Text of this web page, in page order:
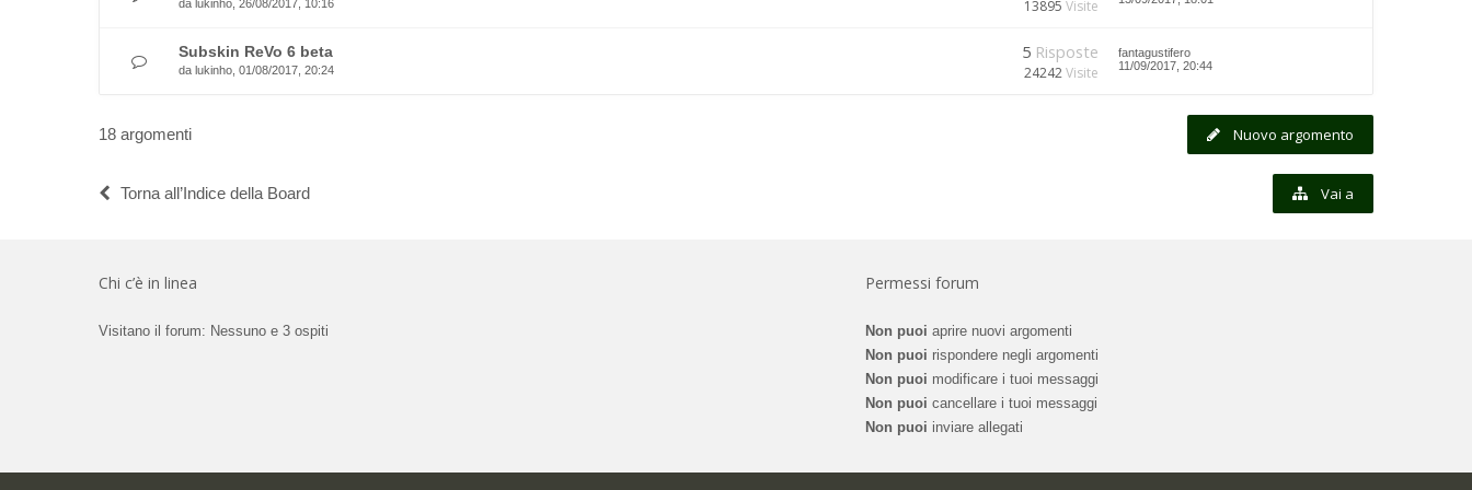
da lukinho , 26/08/2017, 10:16 13895 Visite
Subskin ReVo 6 beta
da lukinho , 01/08/2017, 20:24
5 Risposte
24242Visite
fantagustifero
11/09/2017, 20:44
Nuovo argomento
18 argomenti
Torna all’Indice della Board Vai a
Permessi forum
Non puoi aprire nuovi argomenti
Non puoi rispondere negli argomenti
Non puoi modificare i tuoi messaggi
Non puoi cancellare i tuoi messaggi
Non puoi inviare allegati
Chi c’è in linea
Visitano il forum: Nessuno e 3 ospiti